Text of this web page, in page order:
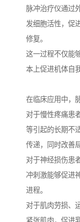
脉冲治疗仪通过
发细胞活性，促
修复。
这一过程不仅能
本上促进机体自
在临床应用中，
对于慢性疼痛患
等引起的长期不
传递，同时改善
对于神经损伤患
冲刺激能够促进
进程。
对于肌肉劳损、